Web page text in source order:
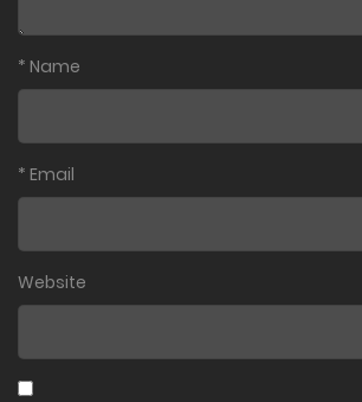
Name
*
Email
*
Website